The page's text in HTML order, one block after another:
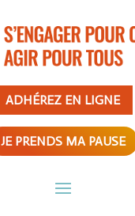
ADHÉREZ EN LIGNE
JE PRENDS MA PAUSE